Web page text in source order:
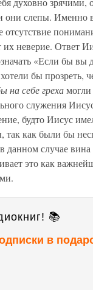
они слепы.
отсутствие
их неверие. Ответ
«Если бы вы
бы прозреть,
на себе греха
служения
будто Иисус
как были бы
данном случае
это как
📚
в